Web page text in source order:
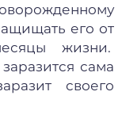
его от
жизни.
сама
своего